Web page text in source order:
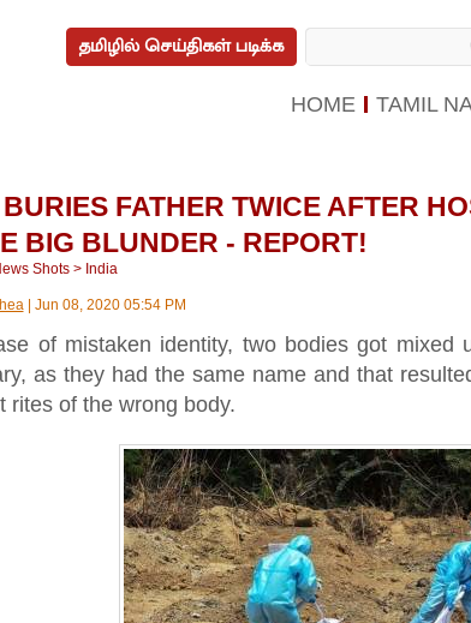
தமிழில் செய்திகள் படிக்க
HOME TAMIL
FATHER TWICE AFTER
BIG BLUNDER - REPORT!
Shots> India
| Jun 08, 2020 05:54 PM
of mistaken identity, two bodies got mixed
as they had the same name and that
rites of the wrong body.